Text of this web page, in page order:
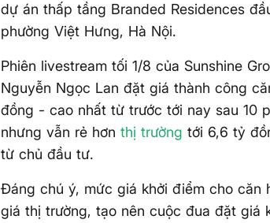
dự án thấp tầng Branded Residences
phường Việt Hưng, Hà Nội.
Phiên livestream tối 1/8 của Sunshine
Nguyễn Ngọc Lan đặt giá thành công
đồng - cao nhất từ trước tới nay sau 10
nhưng vẫn rẻ hơnthị trường tới 6,6 tỷ
từ chủ đầu tư.
Đáng chú ý, mức giá khởi điểm cho căn
giá thị trường, tạo nên cuộc đua đặt giá